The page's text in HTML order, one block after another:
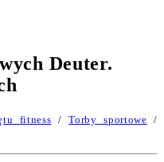
Deuter.
fitness /Torby sportowe /